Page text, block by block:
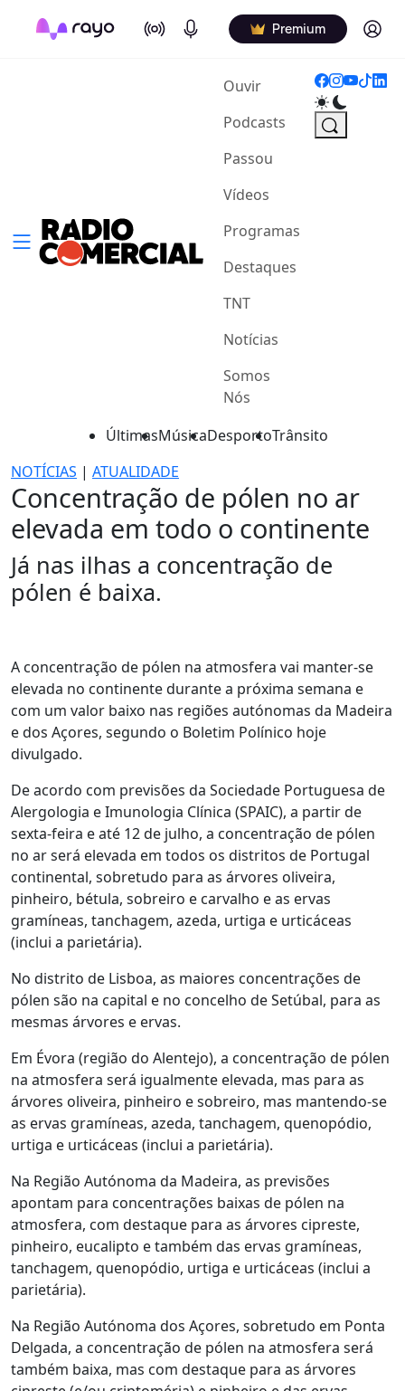
On Air Podcasts Premium Log in
Ouvir(current)
Podcasts
Passou
Vídeos
Programas
Destaques
TNT
Notícias
Somos
Nós
ÚltimasMúsicaDesportoTrânsito
NOTÍCIAS | ATUALIDADE
Concentração de pólen no ar
elevada em todo o continente
Já nas ilhas a concentração de
pólen é baixa.
A concentração de pólen na atmosfera vai manter-se
elevada no continente durante a próxima semana e
com um valor baixo nas regiões autónomas da Madeira
e dos Açores, segundo o Boletim Polínico hoje
divulgado.
De acordo com previsões da Sociedade Portuguesa de
Alergologia e Imunologia Clínica (SPAIC), a partir de
sexta-feira e até 12 de julho, a concentração de pólen
no ar será elevada em todos os distritos de Portugal
continental, sobretudo para as árvores oliveira,
pinheiro, bétula, sobreiro e carvalho e as ervas
gramíneas, tanchagem, azeda, urtiga e urticáceas
(inclui a parietária).
No distrito de Lisboa, as maiores concentrações de
pólen são na capital e no concelho de Setúbal, para as
mesmas árvores e ervas.
Em Évora (região do Alentejo), a concentração de pólen
na atmosfera será igualmente elevada, mas para as
árvores oliveira, pinheiro e sobreiro, mas mantendo-se
as ervas gramíneas, azeda, tanchagem, quenopódio,
urtiga e urticáceas (inclui a parietária).
Na Região Autónoma da Madeira, as previsões
apontam para concentrações baixas de pólen na
atmosfera, com destaque para as árvores cipreste,
pinheiro, eucalipto e também das ervas gramíneas,
tanchagem, quenopódio, urtiga e urticáceas (inclui a
parietária).
Na Região Autónoma dos Açores, sobretudo em Ponta
Delgada, a concentração de pólen na atmosfera será
também baixa, mas com destaque para as árvores